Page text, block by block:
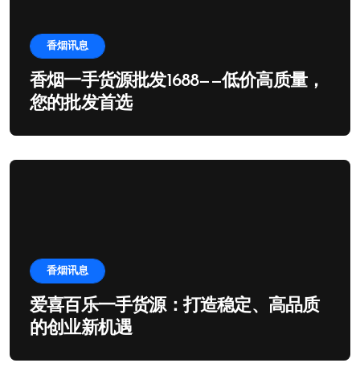
香烟讯息
香烟一手货源批发1688——低价高质量，
您的批发首选
香烟讯息
爱喜百乐一手货源：打造稳定、高品质
的创业新机遇